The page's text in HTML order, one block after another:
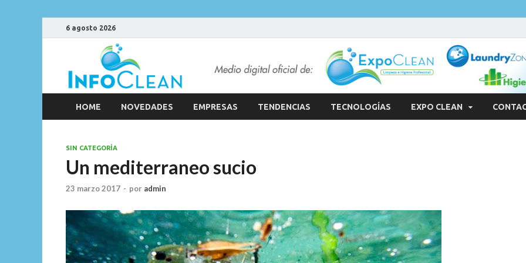
6 agosto 2026
HOME NOVEDADES EMPRESAS TENDENCIAS TECNOLOGÍAS EXPO CLEAN
SIN CATEGORÍA
Un mediterraneo sucio
23 marzo 2017 - por admin